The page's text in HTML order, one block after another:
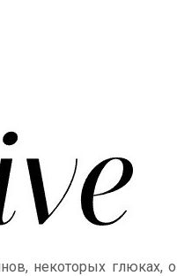
некоторых глюках, о